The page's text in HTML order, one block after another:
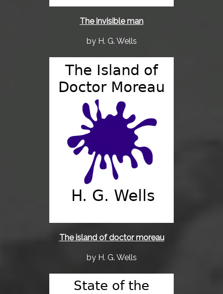
The invisible man
by H. G. Wells
The island of doctor moreau
by H. G. Wells